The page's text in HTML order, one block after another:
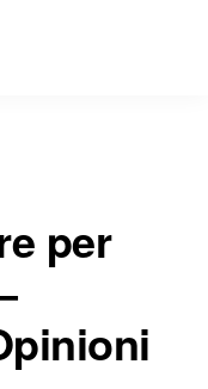
per